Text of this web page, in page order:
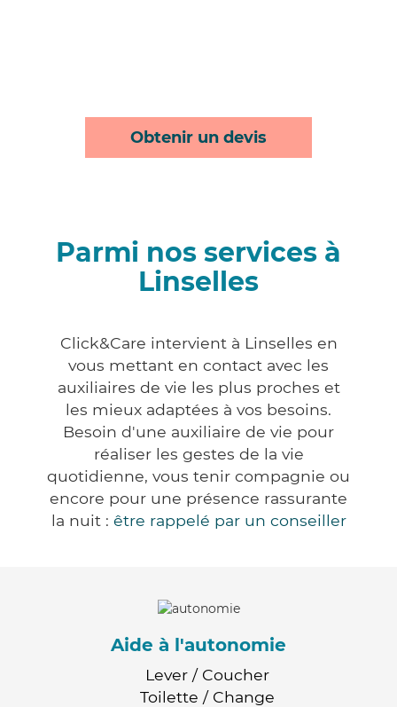
Obtenir un devis
Parmi nos services à
Linselles
Click&Care intervient à Linselles en
vous mettant en contact avec les
auxiliaires de vie les plus proches et
les mieux adaptées à vos besoins.
Besoin d'une auxiliaire de vie pour
réaliser les gestes de la vie
quotidienne, vous tenir compagnie ou
encore pour une présence rassurante
la nuit : être rappelé par un conseiller
Aide à l'autonomie
Lever / Coucher
Toilette / Change